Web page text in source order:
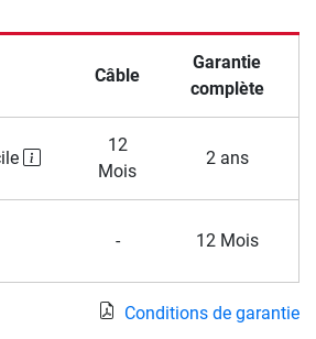
Câble
Garantie
complète
12
Mois
2 ans
- 12 Mois
Conditions de garantie